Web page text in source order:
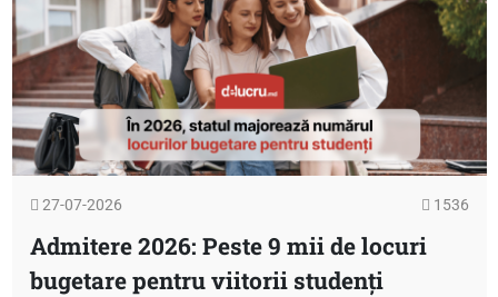
27-07-2026 1536
Admitere 2026: Peste 9 mii de locuri
bugetare pentru viitorii studenți